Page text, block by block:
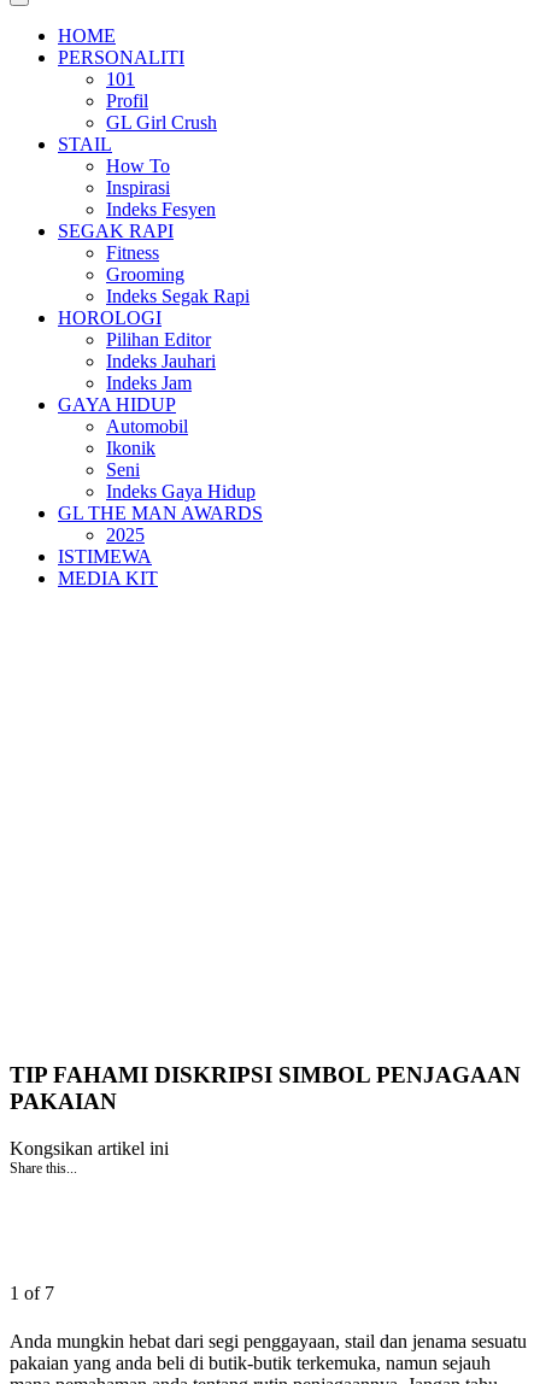
HOME
PERSONALITI
101
Profil
GL Girl Crush
STAIL
How To
Inspirasi
Indeks Fesyen
SEGAK RAPI
Fitness
Grooming
Indeks Segak Rapi
HOROLOGI
Pilihan Editor
Indeks Jauhari
Indeks Jam
GAYA HIDUP
Automobil
Ikonik
Seni
Indeks Gaya Hidup
GL THE MAN AWARDS
2025
ISTIMEWA
MEDIA KIT
TIP FAHAMI DISKRIPSI SIMBOL PENJAGAAN
PAKAIAN
Kongsikan artikel ini
Share this...
1 of 7
Anda mungkin hebat dari segi penggayaan, stail dan jenama sesuatu
pakaian yang anda beli di butik-butik terkemuka, namun sejauh